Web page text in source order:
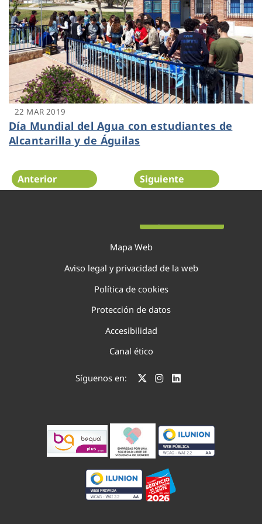
22 MAR 2019
Día Mundial del Agua con estudiantes de
Alcantarilla y de Águilas
Anterior Siguiente
Mapa Web
Aviso legal y privacidad de la web
Política de cookies
Protección de datos
Accesibilidad
Canal ético
Síguenos en: